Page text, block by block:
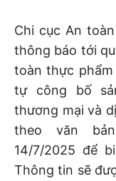
Chi cục An
thông báo tới
toàn thực
tự công bố
thương mại và
theo văn bản
14/7/2025 để
Thông tin sẽ